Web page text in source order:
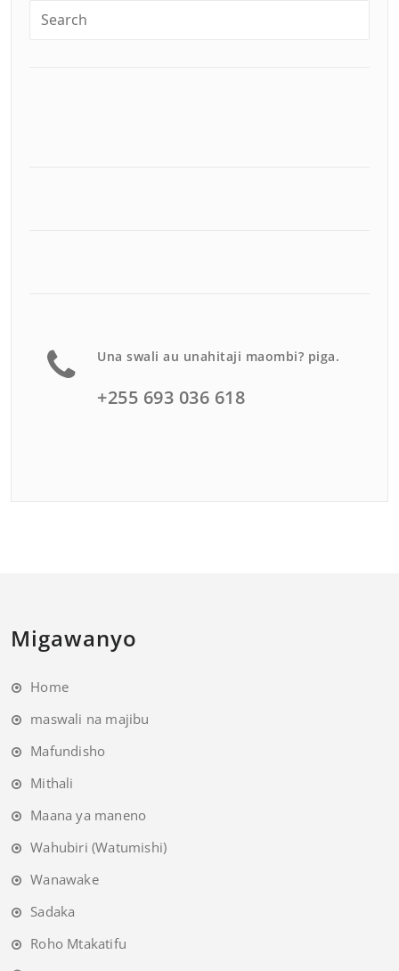
Una swali au unahitaji maombi? piga.
+255 693 036 618
Migawanyo
Home
maswali na majibu
Mafundisho
Mithali
Maana ya maneno
Wahubiri (Watumishi)
Wanawake
Sadaka
Roho Mtakatifu